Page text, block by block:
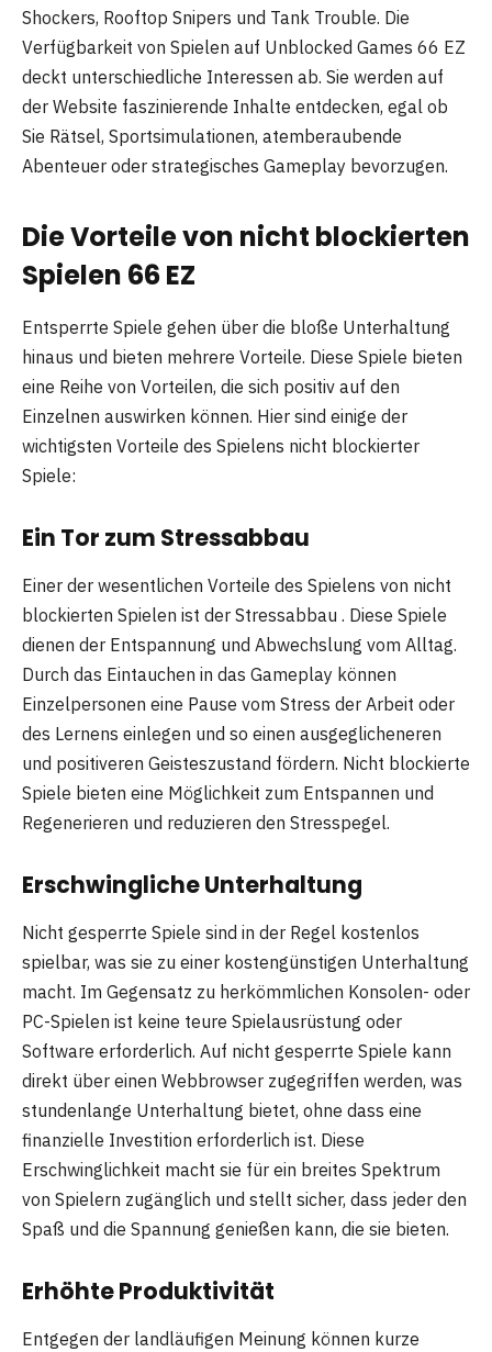
Shockers, Rooftop Snipers und Tank Trouble. Die
Verfügbarkeit von Spielen auf Unblocked Games 66 EZ
deckt unterschiedliche Interessen ab. Sie werden auf
der Website faszinierende Inhalte entdecken, egal ob
Sie Rätsel, Sportsimulationen, atemberaubende
Abenteuer oder strategisches Gameplay bevorzugen.
Die Vorteile von nicht blockierten
Spielen 66 EZ
Entsperrte Spiele gehen über die bloße Unterhaltung
hinaus und bieten mehrere Vorteile. Diese Spiele bieten
eine Reihe von Vorteilen, die sich positiv auf den
Einzelnen auswirken können. Hier sind einige der
wichtigsten Vorteile des Spielens nicht blockierter
Spiele:
Ein Tor zum Stressabbau
Einer der wesentlichen Vorteile des Spielens von nicht
blockierten Spielen ist der Stressabbau . Diese Spiele
dienen der Entspannung und Abwechslung vom Alltag.
Durch das Eintauchen in das Gameplay können
Einzelpersonen eine Pause vom Stress der Arbeit oder
des Lernens einlegen und so einen ausgeglicheneren
und positiveren Geisteszustand fördern. Nicht blockierte
Spiele bieten eine Möglichkeit zum Entspannen und
Regenerieren und reduzieren den Stresspegel.
Erschwingliche Unterhaltung
Nicht gesperrte Spiele sind in der Regel kostenlos
spielbar, was sie zu einer kostengünstigen Unterhaltung
macht. Im Gegensatz zu herkömmlichen Konsolen- oder
PC-Spielen ist keine teure Spielausrüstung oder
Software erforderlich. Auf nicht gesperrte Spiele kann
direkt über einen Webbrowser zugegriffen werden, was
stundenlange Unterhaltung bietet, ohne dass eine
finanzielle Investition erforderlich ist. Diese
Erschwinglichkeit macht sie für ein breites Spektrum
von Spielern zugänglich und stellt sicher, dass jeder den
Spaß und die Spannung genießen kann, die sie bieten.
Erhöhte Produktivität
Entgegen der landläufigen Meinung können kurze